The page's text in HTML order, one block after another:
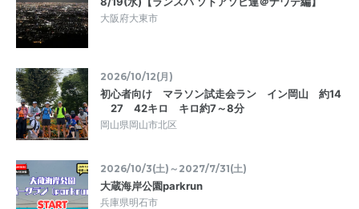
大阪府大東市
2026/10/12(月)
初心者向け マラソン試走会ラン イン岡山 約14
27 42キロ キロ約7～8分
岡山県岡山市北区
2026/10/3(土)～2027/7/31(土)
大蔵海岸公園parkrun
兵庫県明石市